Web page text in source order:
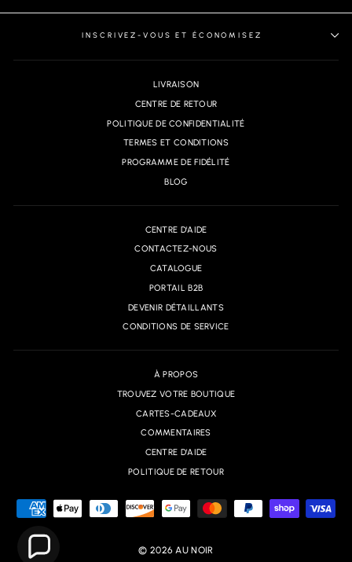
INSCRIVEZ-VOUS ET ÉCONOMISEZ
LIVRAISON
CENTRE DE RETOUR
POLITIQUE DE CONFIDENTIALITÉ
TERMES ET CONDITIONS
PROGRAMME DE FIDÉLITÉ
BLOG
CENTRE D'AIDE
CONTACTEZ-NOUS
CATALOGUE
PORTAIL B2B
DEVENIR DÉTAILLANTS
CONDITIONS DE SERVICE
À PROPOS
TROUVEZ VOTRE BOUTIQUE
CARTES-CADEAUX
COMMENTAIRES
CENTRE D'AIDE
POLITIQUE DE RETOUR
© 2026 AU NOIR